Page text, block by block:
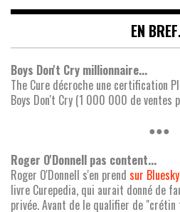
EN
Boys Don't Cry millionnaire...
The Cure décroche une certification
Boys Don't Cry (1 000 000 de ventes
●●●
Roger O'Donnell pas content...
Roger O'Donnell s'en prend sur Bluesky
livre Curepedia, qui aurait donné de
privée. Avant de le qualifier de